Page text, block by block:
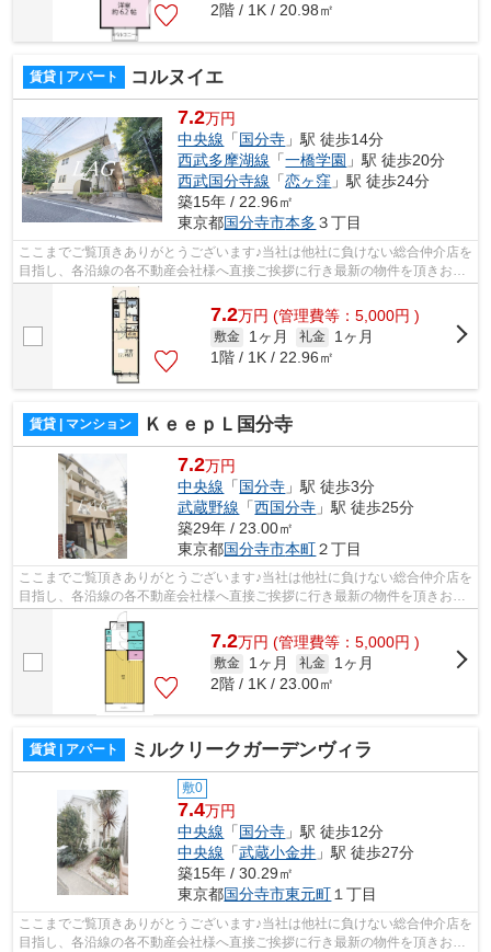
2階 / 1K / 20.98㎡
賃貸 | アパート コルヌイエ
7.2万円
中央線 「国分寺 」駅 徒歩14分
西武多摩湖線 「一橋学園 」駅 徒歩20分
西武国分寺線 「恋ヶ窪 」駅 徒歩24分
築15年 / 22.96㎡
東京都国分寺市本多 ３丁目
ここまでご覧頂きありがとうございます♪当社は他社に負けない総合仲介店を
目指し、各沿線の各不動産会社様へ直接ご挨拶に行き最新の物件を頂きお客
様へ提供しております！最新の情報は...
7.2万円 (管理費等：5,000円 )
敷金 1ヶ月 礼金
1ヶ月
1階 / 1K / 22.96㎡
賃貸 | マンション ＫｅｅｐＬ国分寺
7.2万円
中央線 「国分寺 」駅 徒歩3分
武蔵野線 「西国分寺 」駅 徒歩25分
築29年 / 23.00㎡
東京都国分寺市本町２丁目
ここまでご覧頂きありがとうございます♪当社は他社に負けない総合仲介店を
目指し、各沿線の各不動産会社様へ直接ご挨拶に行き最新の物件を頂きお客
様へ提供しております！最新の情報は...
7.2万円 (管理費等：5,000円 )
敷金 1ヶ月 礼金
1ヶ月
2階 / 1K / 23.00㎡
賃貸 | アパート ミルクリークガーデンヴィラ
敷0
7.4万円
中央線 「国分寺 」駅 徒歩12分
中央線 「武蔵小金井 」駅 徒歩27分
築15年 / 30.29㎡
東京都国分寺市東元町１丁目
ここまでご覧頂きありがとうございます♪当社は他社に負けない総合仲介店を
目指し、各沿線の各不動産会社様へ直接ご挨拶に行き最新の物件を頂きお客